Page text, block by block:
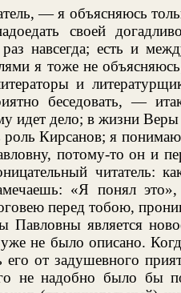
— я объясняюсь
своей
навсегда; есть и
я тоже не
и
беседовать, —
идет дело; в жизни
роль Кирсанов; я
потому-то он и
читатель:
«Я понял
перед тобою,
Павловны является
не было описано.
его от задушевного
не надобно было бы